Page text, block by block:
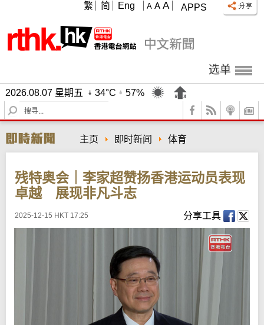
APPS
A A A
繁 简 Eng
选单
2026.08.07 星期五 34°C
57%
S
e
r
c
主页 即时新闻 体育
残特奥会｜李家超赞扬香港运动员表现
卓越 展现非凡斗志
2025-12-15 HKT 17:25 分享工具